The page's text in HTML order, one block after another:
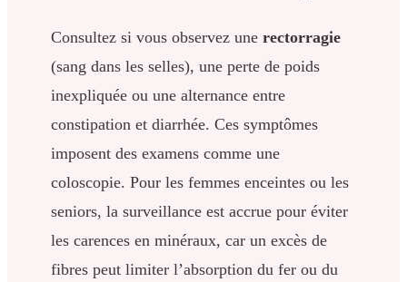
Consultez si vous observez une rectorragie
(sang dans les selles), une perte de poids
inexpliquée ou une alternance entre
constipation et diarrhée. Ces symptômes
imposent des examens comme une
coloscopie. Pour les femmes enceintes ou les
seniors, la surveillance est accrue pour éviter
les carences en minéraux, car un excès de
fibres peut limiter l’absorption du fer ou du